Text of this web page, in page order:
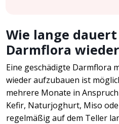
Wie lange
Darmflora
Eine geschädigte Darmflora
wieder aufzubauen ist
mehrere Monate in
Kefir, Naturjoghurt, Miso
regelmäßig auf dem Teller